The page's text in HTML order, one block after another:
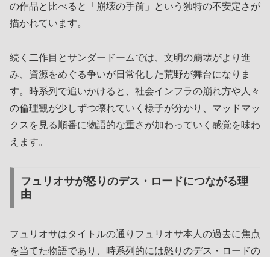
の作品と比べると「崩壊の手前」という独特の不安定さが
描かれています。
続く二作目とサンダードームでは、文明の崩壊がより進
み、資源をめぐる争いが日常化した荒野が舞台になりま
す。時系列で追いかけると、社会インフラの崩れ方や人々
の倫理観が少しずつ壊れていく様子が分かり、マッドマッ
クスを見る順番に物語的な重さが加わっていく感覚を味わ
えます。
フュリオサが怒りのデス・ロードにつながる理
由
フュリオサはタイトルの通りフュリオサ本人の過去に焦点
を当てた物語であり、時系列的には怒りのデス・ロードの